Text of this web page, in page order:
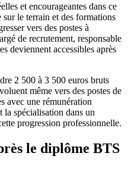
et encourageantes dans ce
le terrain et des formations
vers des postes à
de recrutement, responsable
deviennent accessibles après
2 500 à 3 500 euros bruts
même vers des postes de
avec une rémunération
spécialisation dans un
progression professionnelle.
le diplôme BTS